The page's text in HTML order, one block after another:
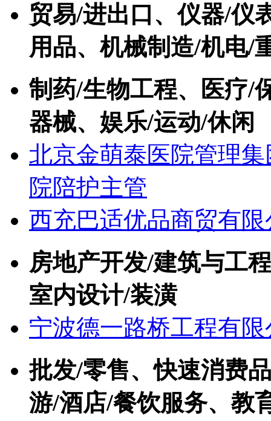
贸易/进出口、仪器/仪
用品、机械制造/机电/
制药/生物工程、医疗/
器械、娱乐/运动/休闲
北京金萌泰医院管理
院陪护主管
西充巴适优品商贸有限
房地产开发/建筑与工
室内设计/装潢
宁波德一路桥工程有限
批发/零售、快速消费
游/酒店/餐饮服务、教